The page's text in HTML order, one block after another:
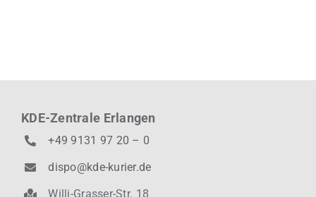
KDE-Zentrale Erlangen
+49 9131 97 20 – 0
dispo@kde-kurier.de
Willi-Grasser-Str. 18